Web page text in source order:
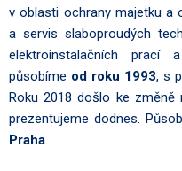
v oblasti ochrany majetku a
a servis slaboproudých
elektroinstalačních prací
působíme od roku 1993, s
Roku 2018 došlo ke změně
prezentujeme dodnes.
Praha.